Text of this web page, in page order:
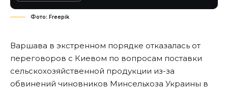
Фото: Freepik
Варшава в экстренном порядке отказалась от
переговоров с Киевом по вопросам поставки
сельскохозяйственной продукции из-за
обвинений чиновников Минсельхоза Украины в